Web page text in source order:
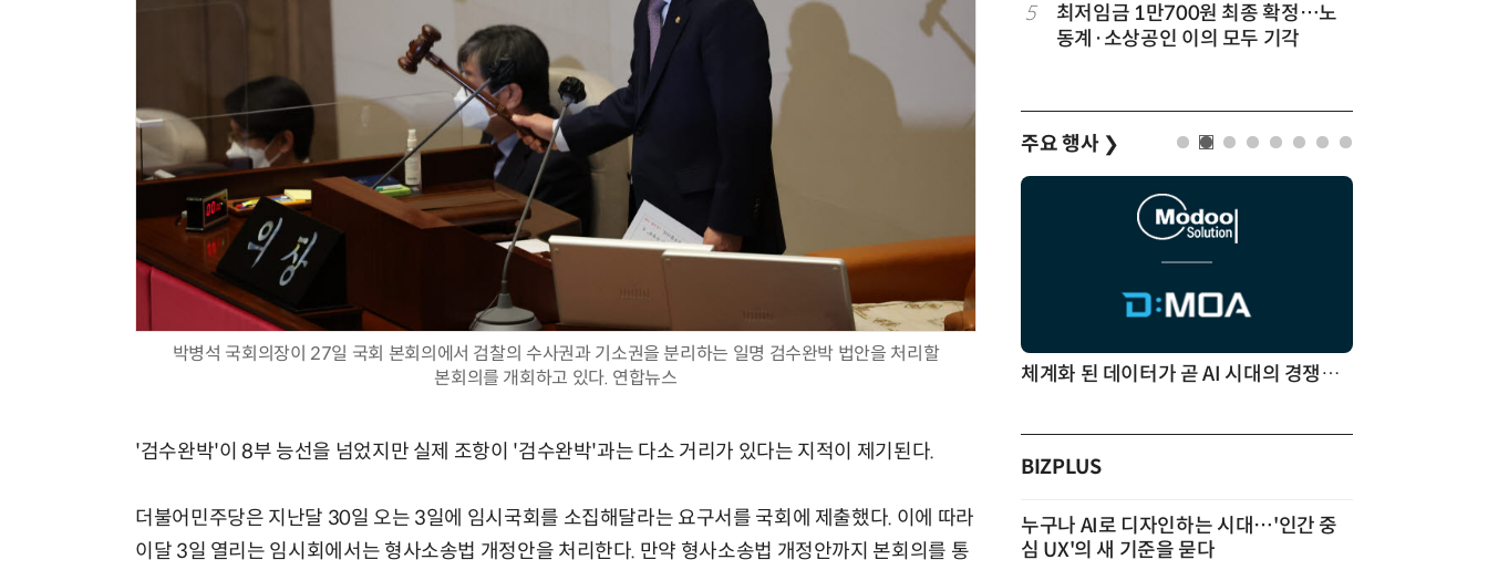
박병석 국회의장이 27일 국회 본회의에서 검찰의 수사권과 기소권을 분리하는 일명 검수완박 법안을 처리할
본회의를 개회하고 있다. 연합뉴스
'검수완박'이 8부 능선을 넘었지만 실제 조항이 '검수완박'과는 다소 거리가 있다는 지적이 제기된다.
더불어민주당은 지난달 30일 오는 3일에 임시국회를 소집해달라는 요구서를 국회에 제출했다. 이에 따라
이달 3일 열리는 임시회에서는 형사소송법 개정안을 처리한다. 만약 형사소송법 개정안까지 본회의를 통
10
한병도 “장동혁, 李대통령 발언 왜
곡…악의적 정치공세”
5
최저임금 1만700원 최종 확정…노
동계·소상공인 이의 모두 기각
주요 행사 ❯
AI Native Enterprise를 지원하는 AI Ready Data 플랫폼 활용 전략 체계화 된 데이터가 곧 AI 시대의 경쟁력이다
BIZPLUS
누구나 AI로 디자인하는 시대…'인간 중
심 UX'의 새 기준을 묻다